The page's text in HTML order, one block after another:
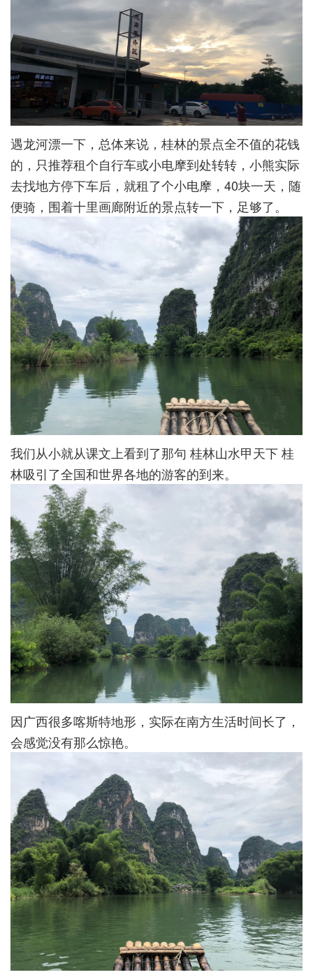
遇龙河漂一下，总体来说，桂林的景点全不值的花钱
的，只推荐租个自行车或小电摩到处转转，小熊实际
去找地方停下车后，就租了个小电摩，40块一天，随
便骑，围着十里画廊附近的景点转一下，足够了。
我们从小就从课文上看到了那句 桂林山水甲天下 桂
林吸引了全国和世界各地的游客的到来。
因广西很多喀斯特地形，实际在南方生活时间长了，
会感觉没有那么惊艳。